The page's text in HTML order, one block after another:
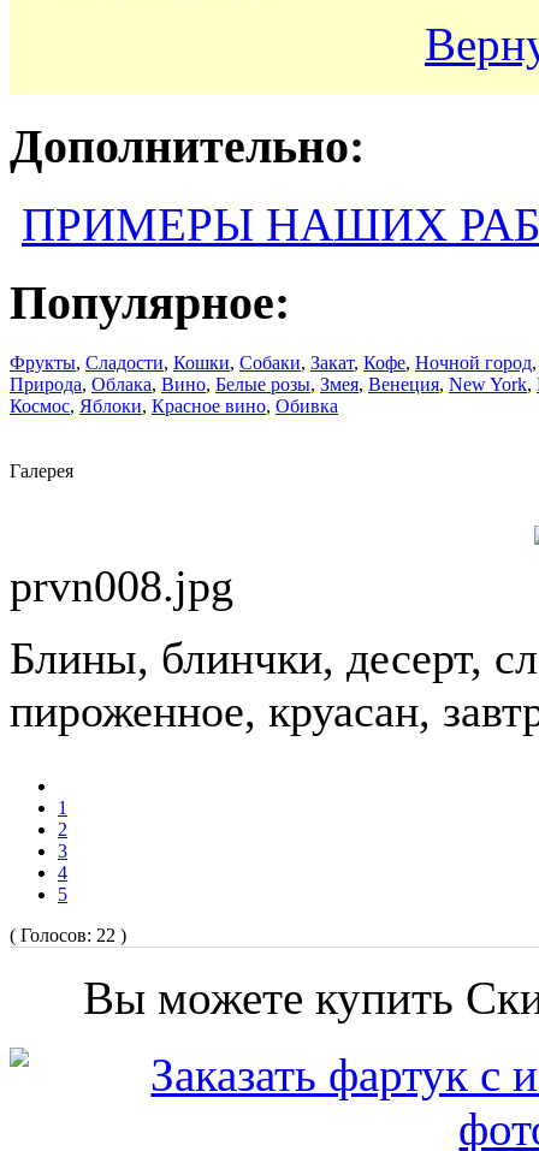
Дополнительно:
ПРИМЕРЫ НАШИХ
Популярное:
Фрукты, Сладости, Кошки, Собаки, Закат, Кофе, Ночной город
Природа, Облака, Вино, Белые розы, Змея, Венеция, New York,
Космос, Яблоки, Красное вино, Обивка
Галерея
prvn008.jpg
Блины, блинчки, десерт,
пироженное, круасан,
1
2
3
4
5
( Голосов: 22 )
Вы можете купить